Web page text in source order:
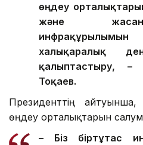
өңдеу
және
инфрақұрылымын
халықаралық
қалыптастыру, –
Тоқаев.
Президенттің
өңдеу орталықтарын
– Біз біртұтас